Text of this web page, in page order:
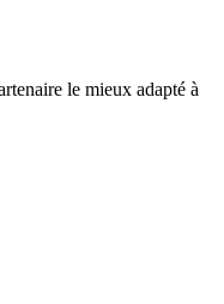
le mieux adapté à